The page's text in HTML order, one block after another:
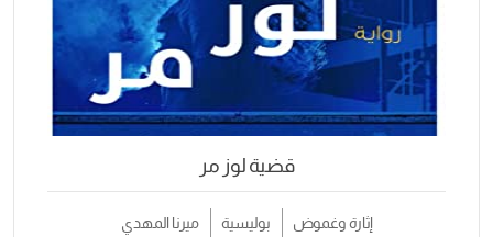
قضية لوز مر
إثارة وغموض بوليسية ميرنا المهدي